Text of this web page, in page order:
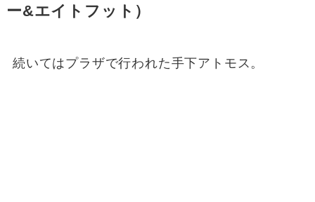
ー&エイトフット）
続いてはプラザで行われた手下アトモス。